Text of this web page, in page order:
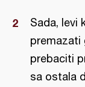
Sada, levi
premazati
prebaciti
sa ostala